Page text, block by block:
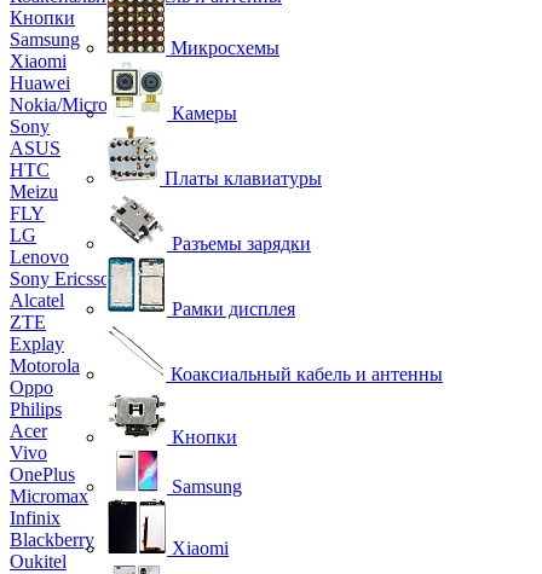
Кнопки
Samsung
Xiaomi
Huawei
Nokia/Microsoft
Sony
ASUS
HTC
Meizu
FLY
LG
Lenovo
Sony Ericsson
Alcatel
ZTE
Explay
Motorola
Oppo
Philips
Acer
Vivo
OnePlus
Micromax
Infinix
Blackberry
Oukitel
Микросхемы
Камеры
Платы клавиатуры
Разъемы зарядки
Рамки дисплея
Коаксиальный кабель и антенны
Кнопки
Samsung
Xiaomi